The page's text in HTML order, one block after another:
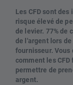
Les CFD sont
risque élevé de
de levier. 77% de
de l'argent lors de
fournisseur. Vous
comment les
permettre de
argent.